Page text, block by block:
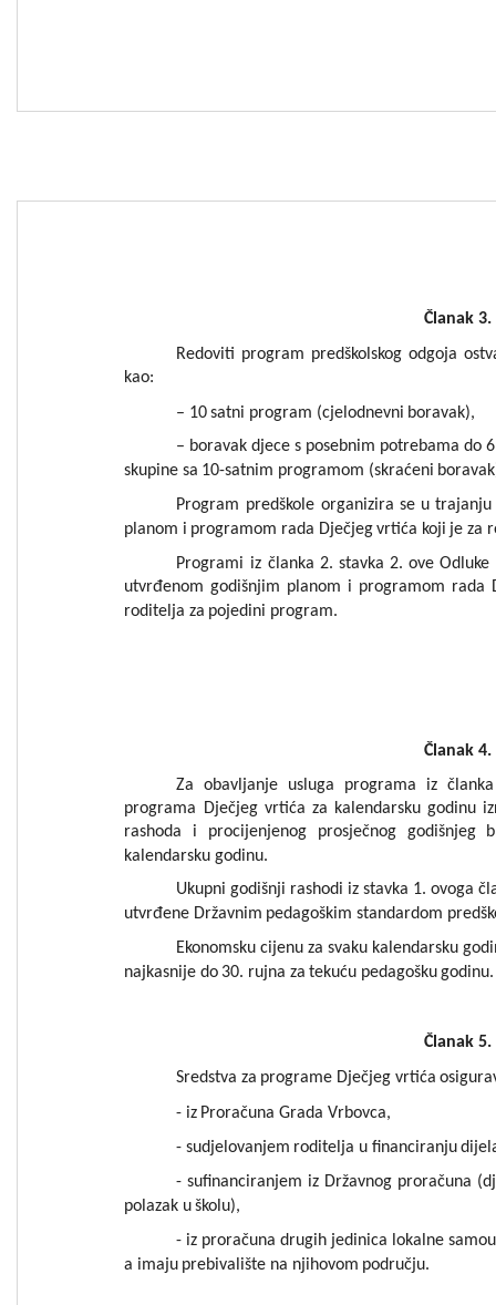
Članak 3.
Redoviti program predškolskog odgoja ost
kao:
– 10 satni program (cjelodnevni boravak),
– boravak djece s posebnim potrebama do 6
skupine sa 10-satnim programom (skraćeni
Program predškole organizira se u trajanju
planom i programom rada Dječjeg vrtića koji je za
Programi iz članka 2. stavka 2. ove Odluke
utvrđenom godišnjim planom i programom rada
roditelja za pojedini program.
Članak 4.
Za
obavljanje usluga programa iz članka
programa Dječjeg vrtića za kalendarsku godinu
rashoda
i procijenjenog prosječnog godišnjeg
kalendarsku godinu.
Ukupni godišnji rashodi iz stavka 1. ovoga
utvrđene Državnim pedagoškim standardom
Ekonomsku cijenu za svaku kalendarsku
najkasnije do 30. rujna za tekuću pedagošku godinu.
Članak 5.
Sredstva za programe Dječjeg vrtića
- iz Proračuna Grada Vrbovca,
- sudjelovanjem roditelja u financiranju dije
- sufinanciranjem iz Državnog proračuna (
polazak u školu),
- iz proračuna drugih jedinica lokalne
a imaju prebivalište na njihovom području.